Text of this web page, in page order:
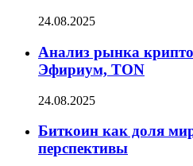
24.08.2025
Анализ рынка
Эфириум, TON
24.08.2025
Биткоин как доля
перспективы